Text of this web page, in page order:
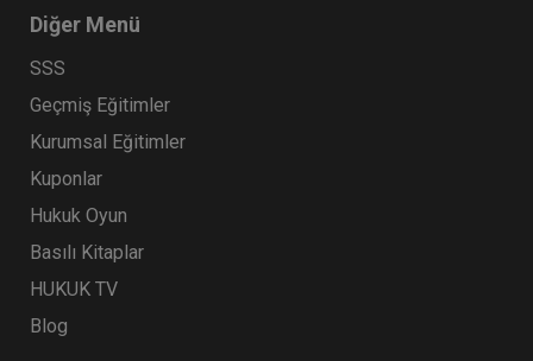
Diğer Menü
SSS
Geçmiş Eğitimler
Kurumsal Eğitimler
Kuponlar
Hukuk Oyun
Basılı Kitaplar
HUKUK TV
Blog